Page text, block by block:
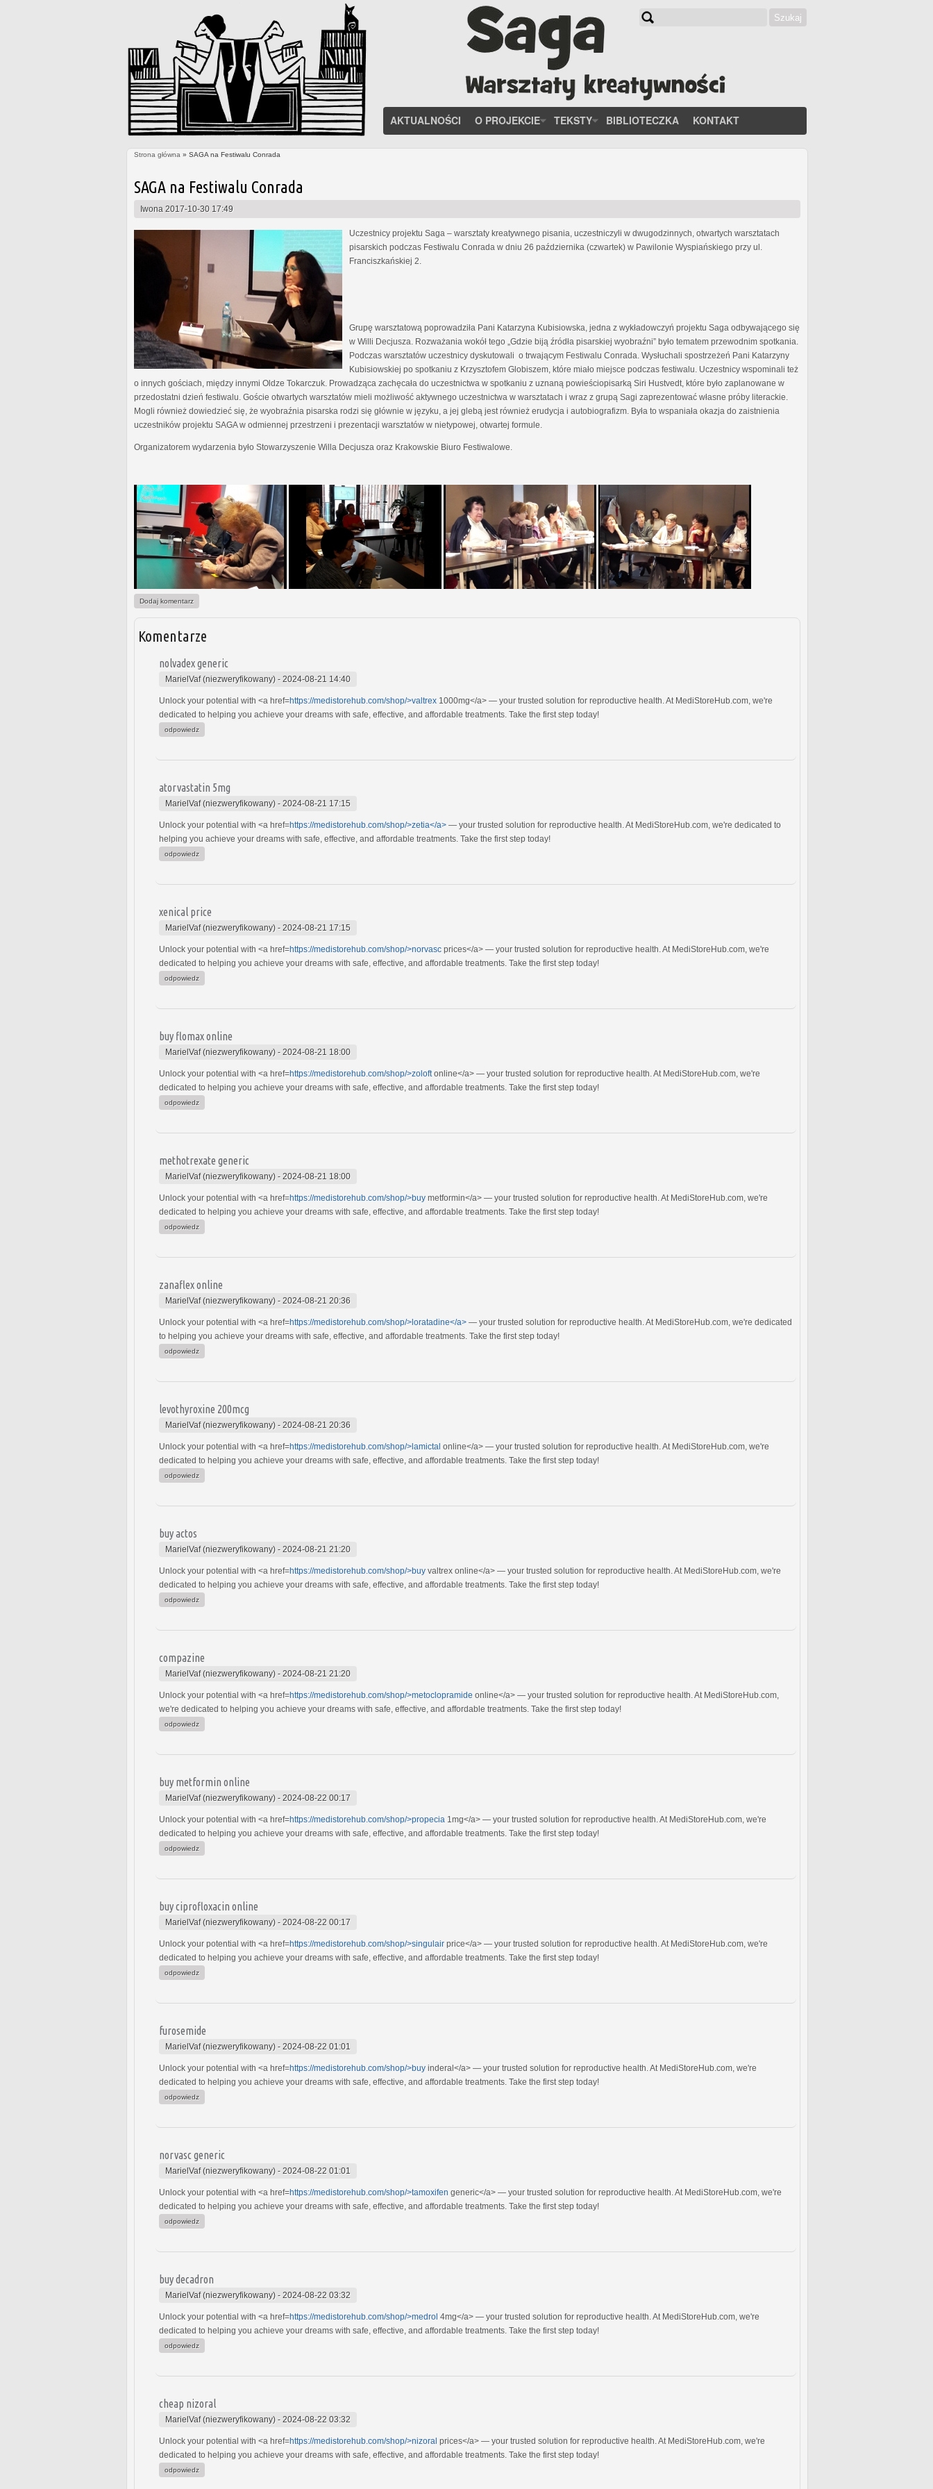
Szukaj
AKTUALNOŚCI O PROJEKCIE TEKSTY BIBLIOTECZKA KONTAKT
Strona główna » SAGA na Festiwalu Conrada
SAGA na Festiwalu Conrada
Iwona 2017-10-30 17:49
Uczestnicy projektu Saga – warsztaty kreatywnego pisania, uczestniczyli w dwugodzinnych, otwartych warsztatach
pisarskich podczas Festiwalu Conrada w dniu 26 października (czwartek) w Pawilonie Wyspiańskiego przy ul.
Franciszkańskiej 2.
Grupę warsztatową poprowadziła Pani Katarzyna Kubisiowska, jedna z wykładowczyń projektu Saga odbywającego się
w Willi Decjusza. Rozważania wokół tego „Gdzie biją źródła pisarskiej wyobraźni” było tematem przewodnim spotkania.
Podczas warsztatów uczestnicy dyskutowali o trwającym Festiwalu Conrada. Wysłuchali spostrzeżeń Pani Katarzyny
Kubisiowskiej po spotkaniu z Krzysztofem Globiszem, które miało miejsce podczas festiwalu. Uczestnicy wspominali też
o innych gościach, między innymi Oldze Tokarczuk. Prowadząca zachęcała do uczestnictwa w spotkaniu z uznaną powieściopisarką Siri Hustvedt, które było zaplanowane w
przedostatni dzień festiwalu. Goście otwartych warsztatów mieli możliwość aktywnego uczestnictwa w warsztatach i wraz z grupą Sagi zaprezentować własne próby literackie.
Mogli również dowiedzieć się, że wyobraźnia pisarska rodzi się głównie w języku, a jej glebą jest również erudycja i autobiografizm. Była to wspaniała okazja do zaistnienia
uczestników projektu SAGA w odmiennej przestrzeni i prezentacji warsztatów w nietypowej, otwartej formule.
Organizatorem wydarzenia było Stowarzyszenie Willa Decjusza oraz Krakowskie Biuro Festiwalowe.
Dodaj komentarz
Komentarze
nolvadex generic
MarielVaf (niezweryfikowany) - 2024-08-21 14:40
Unlock your potential with <a href=https://medistorehub.com/shop/>valtrex 1000mg</a> — your trusted solution for reproductive health. At MediStoreHub.com, we're
dedicated to helping you achieve your dreams with safe, effective, and affordable treatments. Take the first step today!
odpowiedz
atorvastatin 5mg
MarielVaf (niezweryfikowany) - 2024-08-21 17:15
Unlock your potential with <a href=https://medistorehub.com/shop/>zetia</a> — your trusted solution for reproductive health. At MediStoreHub.com, we're dedicated to
helping you achieve your dreams with safe, effective, and affordable treatments. Take the first step today!
odpowiedz
xenical price
MarielVaf (niezweryfikowany) - 2024-08-21 17:15
Unlock your potential with <a href=https://medistorehub.com/shop/>norvasc prices</a> — your trusted solution for reproductive health. At MediStoreHub.com, we're
dedicated to helping you achieve your dreams with safe, effective, and affordable treatments. Take the first step today!
odpowiedz
buy flomax online
MarielVaf (niezweryfikowany) - 2024-08-21 18:00
Unlock your potential with <a href=https://medistorehub.com/shop/>zoloft online</a> — your trusted solution for reproductive health. At MediStoreHub.com, we're
dedicated to helping you achieve your dreams with safe, effective, and affordable treatments. Take the first step today!
odpowiedz
methotrexate generic
MarielVaf (niezweryfikowany) - 2024-08-21 18:00
Unlock your potential with <a href=https://medistorehub.com/shop/>buy metformin</a> — your trusted solution for reproductive health. At MediStoreHub.com, we're
dedicated to helping you achieve your dreams with safe, effective, and affordable treatments. Take the first step today!
odpowiedz
zanaflex online
MarielVaf (niezweryfikowany) - 2024-08-21 20:36
Unlock your potential with <a href=https://medistorehub.com/shop/>loratadine</a> — your trusted solution for reproductive health. At MediStoreHub.com, we're dedicated
to helping you achieve your dreams with safe, effective, and affordable treatments. Take the first step today!
odpowiedz
levothyroxine 200mcg
MarielVaf (niezweryfikowany) - 2024-08-21 20:36
Unlock your potential with <a href=https://medistorehub.com/shop/>lamictal online</a> — your trusted solution for reproductive health. At MediStoreHub.com, we're
dedicated to helping you achieve your dreams with safe, effective, and affordable treatments. Take the first step today!
odpowiedz
buy actos
MarielVaf (niezweryfikowany) - 2024-08-21 21:20
Unlock your potential with <a href=https://medistorehub.com/shop/>buy valtrex online</a> — your trusted solution for reproductive health. At MediStoreHub.com, we're
dedicated to helping you achieve your dreams with safe, effective, and affordable treatments. Take the first step today!
odpowiedz
compazine
MarielVaf (niezweryfikowany) - 2024-08-21 21:20
Unlock your potential with <a href=https://medistorehub.com/shop/>metoclopramide online</a> — your trusted solution for reproductive health. At MediStoreHub.com,
we're dedicated to helping you achieve your dreams with safe, effective, and affordable treatments. Take the first step today!
odpowiedz
buy metformin online
MarielVaf (niezweryfikowany) - 2024-08-22 00:17
Unlock your potential with <a href=https://medistorehub.com/shop/>propecia 1mg</a> — your trusted solution for reproductive health. At MediStoreHub.com, we're
dedicated to helping you achieve your dreams with safe, effective, and affordable treatments. Take the first step today!
odpowiedz
buy ciprofloxacin online
MarielVaf (niezweryfikowany) - 2024-08-22 00:17
Unlock your potential with <a href=https://medistorehub.com/shop/>singulair price</a> — your trusted solution for reproductive health. At MediStoreHub.com, we're
dedicated to helping you achieve your dreams with safe, effective, and affordable treatments. Take the first step today!
odpowiedz
furosemide
MarielVaf (niezweryfikowany) - 2024-08-22 01:01
Unlock your potential with <a href=https://medistorehub.com/shop/>buy inderal</a> — your trusted solution for reproductive health. At MediStoreHub.com, we're
dedicated to helping you achieve your dreams with safe, effective, and affordable treatments. Take the first step today!
odpowiedz
norvasc generic
MarielVaf (niezweryfikowany) - 2024-08-22 01:01
Unlock your potential with <a href=https://medistorehub.com/shop/>tamoxifen generic</a> — your trusted solution for reproductive health. At MediStoreHub.com, we're
dedicated to helping you achieve your dreams with safe, effective, and affordable treatments. Take the first step today!
odpowiedz
buy decadron
MarielVaf (niezweryfikowany) - 2024-08-22 03:32
Unlock your potential with <a href=https://medistorehub.com/shop/>medrol 4mg</a> — your trusted solution for reproductive health. At MediStoreHub.com, we're
dedicated to helping you achieve your dreams with safe, effective, and affordable treatments. Take the first step today!
odpowiedz
cheap nizoral
MarielVaf (niezweryfikowany) - 2024-08-22 03:32
Unlock your potential with <a href=https://medistorehub.com/shop/>nizoral prices</a> — your trusted solution for reproductive health. At MediStoreHub.com, we're
dedicated to helping you achieve your dreams with safe, effective, and affordable treatments. Take the first step today!
odpowiedz